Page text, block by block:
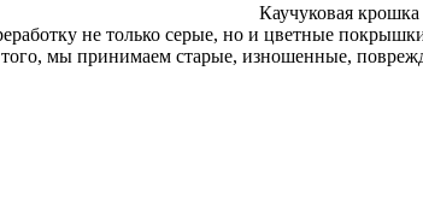
Каучуковая
не только серые, но и цветные
мы принимаем старые, изношенные,